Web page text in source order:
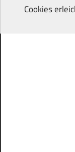
Zum
Cookies